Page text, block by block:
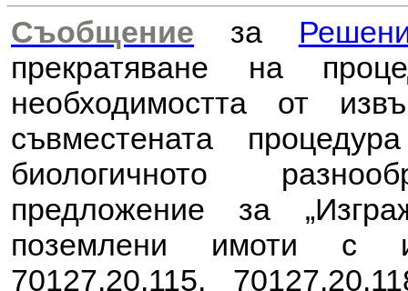
Съобщение за
прекратяване на
необходимостта от
съвместената
биологичното
предложение за
поземлени имоти с
70127.20.115,